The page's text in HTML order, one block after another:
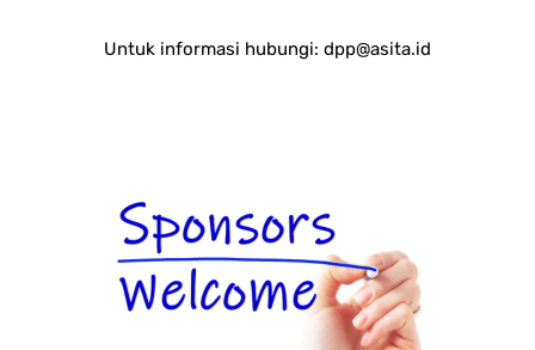
Untuk informasi hubungi: dpp@asita.id